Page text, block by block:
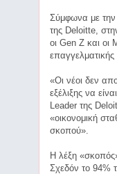
Σύμφωνα με
της Deloitte,
οι Gen Z και οι
επαγγελματικής
«Οι νέοι δεν
εξέλιξης να
Leader της
«οικονομική
σκοπού».
Η λέξη
Σχεδόν το 94%